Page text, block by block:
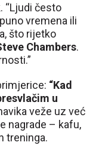
“Ljudi često
vremena ili
što rijetko
Chambers.
“Kad
u
veže uz već
nagrade – kafu,
treninga.